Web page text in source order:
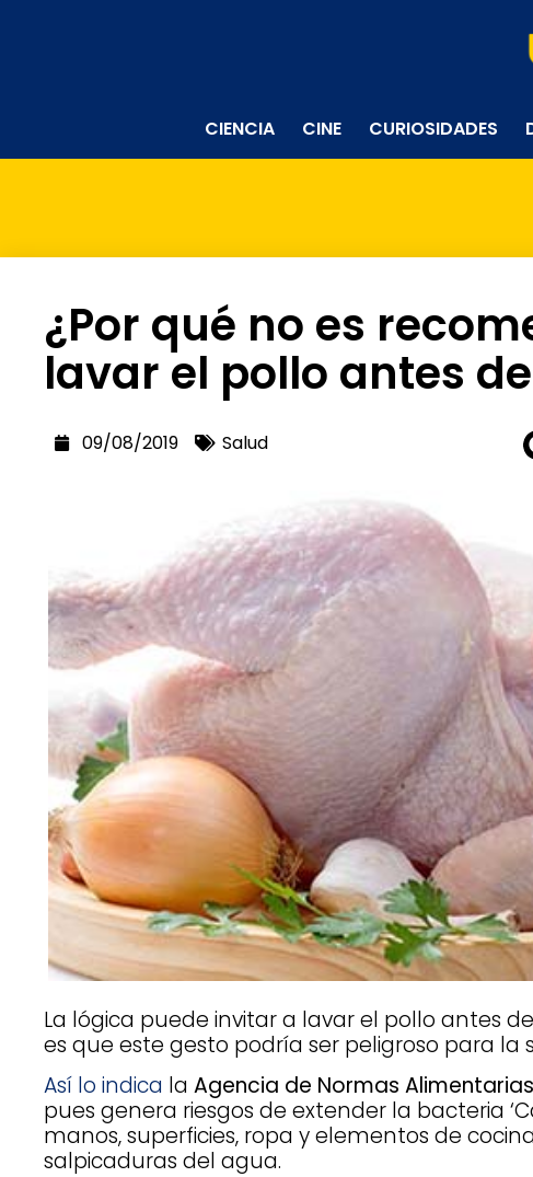
CIENCIA CINE CURIOSIDADES
¿Por qué no es
lavar el pollo antes
09/08/2019 Salud
La lógica puede invitar a lavar el pollo antes
es que este gesto podría ser peligroso para la
Así lo indica la Agencia de Normas
pues genera riesgos de extender la bacteria
manos, superficies, ropa y elementos de
salpicaduras del agua.